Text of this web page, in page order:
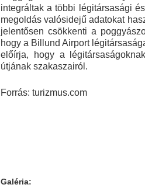
integráltak a többi légitársasági
megoldás valósidejű adatokat
jelentősen csökkenti a
hogy a Billund Airport
előírja, hogy a
útjának szakaszairól.
Forrás: turizmus.com
Galéria: